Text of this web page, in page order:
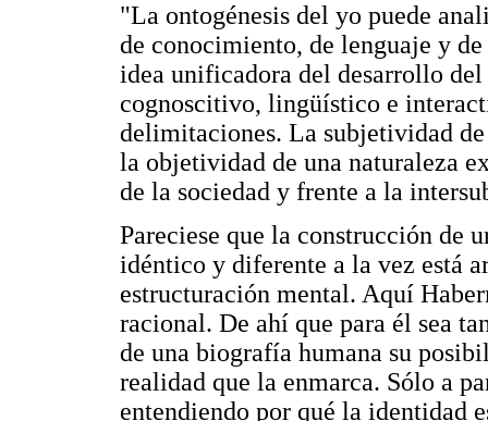
"La ontogénesis del yo puede
de conocimiento, de lenguaje y
idea unificadora del desarrollo del
cognoscitivo, lingüístico e
delimitaciones. La subjetividad
la objetividad de una naturaleza
de la sociedad y frente a la
Pareciese que la construcción de
idéntico y diferente a la vez está
estructuración mental. Aquí
racional. De ahí que para él sea
de una biografía humana su
realidad que la enmarca. Sólo a
entendiendo por qué la identidad